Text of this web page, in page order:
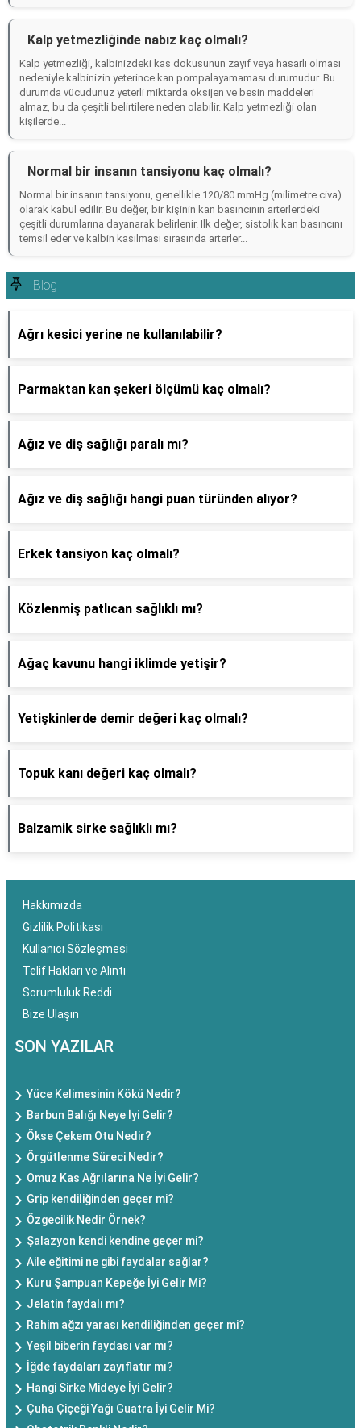
Kalp yetmezliğinde nabız kaç olmalı?
Kalp yetmezliği, kalbinizdeki kas dokusunun zayıf veya hasarlı olması
nedeniyle kalbinizin yeterince kan pompalayamaması durumudur. Bu
durumda vücudunuz yeterli miktarda oksijen ve besin maddeleri
almaz, bu da çeşitli belirtilere neden olabilir. Kalp yetmezliği olan
kişilerde...
Normal bir insanın tansiyonu kaç olmalı?
Normal bir insanın tansiyonu, genellikle 120/80 mmHg (milimetre civa)
olarak kabul edilir. Bu değer, bir kişinin kan basıncının arterlerdeki
çeşitli durumlarına dayanarak belirlenir. İlk değer, sistolik kan basıncını
temsil eder ve kalbin kasılması sırasında arterler...
Blog
Ağrı kesici yerine ne kullanılabilir?
Parmaktan kan şekeri ölçümü kaç olmalı?
Ağız ve diş sağlığı paralı mı?
Ağız ve diş sağlığı hangi puan türünden alıyor?
Erkek tansiyon kaç olmalı?
Közlenmiş patlıcan sağlıklı mı?
Ağaç kavunu hangi iklimde yetişir?
Yetişkinlerde demir değeri kaç olmalı?
Topuk kanı değeri kaç olmalı?
Balzamik sirke sağlıklı mı?
Hakkımızda
Gizlilik Politikası
Kullanıcı Sözleşmesi
Telif Hakları ve Alıntı
Sorumluluk Reddi
Bize Ulaşın
SON YAZILAR
Yüce Kelimesinin Kökü Nedir?
Barbun Balığı Neye İyi Gelir?
Ökse Çekem Otu Nedir?
Örgütlenme Süreci Nedir?
Omuz Kas Ağrılarına Ne İyi Gelir?
Grip kendiliğinden geçer mi?
Özgecilik Nedir Örnek?
Şalazyon kendi kendine geçer mi?
Aile eğitimi ne gibi faydalar sağlar?
Kuru Şampuan Kepeğe İyi Gelir Mi?
Jelatin faydalı mı?
Rahim ağzı yarası kendiliğinden geçer mi?
Yeşil biberin faydası var mı?
İğde faydaları zayıflatır mı?
Hangi Sirke Mideye İyi Gelir?
Çuha Çiçeği Yağı Guatra İyi Gelir Mi?